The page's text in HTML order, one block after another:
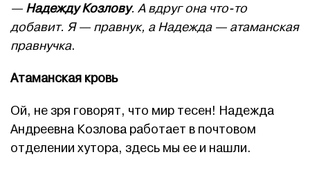
— Надежду Козлову. А вдруг она что-то
добавит. Я — правнук, а Надежда — атаманская
правнучка.
Атаманская кровь
Ой, не зря говорят, что мир тесен! Надежда
Андреевна Козлова работает в почтовом
отделении хутора, здесь мы ее и нашли.